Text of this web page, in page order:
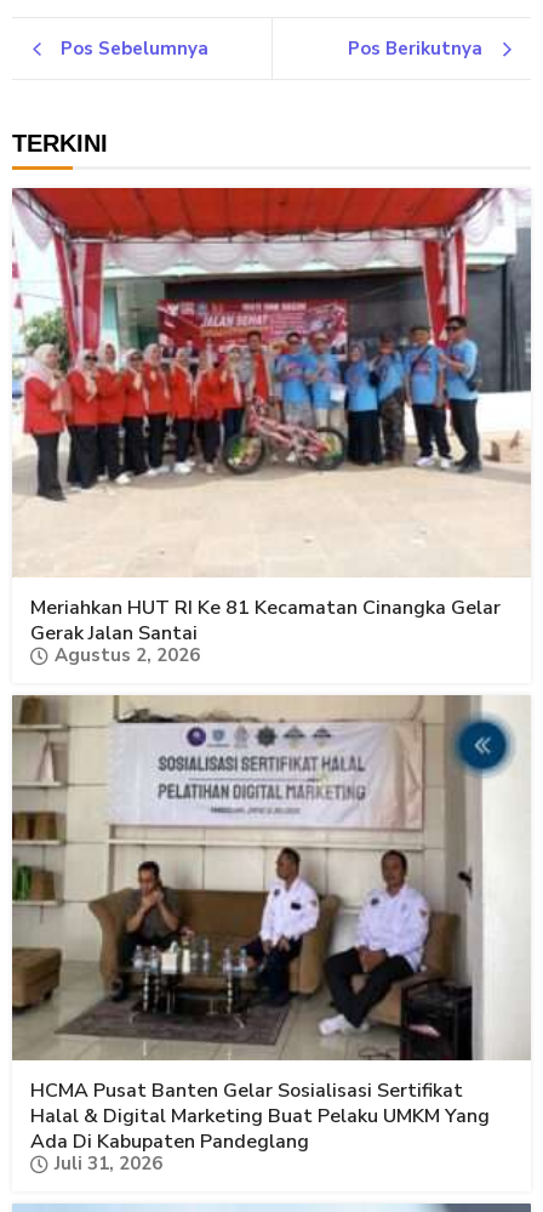
Pos Sebelumnya Pos Berikutnya
TERKINI
Meriahkan HUT RI Ke 81 Kecamatan Cinangka Gelar
Gerak Jalan Santai
Agustus 2, 2026
HCMA Pusat Banten Gelar Sosialisasi Sertifikat
Halal & Digital Marketing Buat Pelaku UMKM Yang
Ada Di Kabupaten Pandeglang
Juli 31, 2026